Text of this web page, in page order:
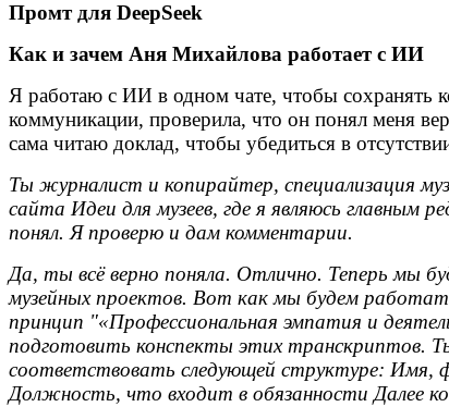
Промт для DeepSeek
Как и зачем Аня Михайлова работает с ИИ
Я работаю с ИИ в одном чате, чтобы сохранять
коммуникации, проверила, что он понял меня
сама читаю доклад, чтобы убедиться в
Ты журналист и копирайтер, специализация
сайта Идеи для музеев, где я являюсь главным
понял. Я проверю и дам комментарии.
Да, ты всё верно поняла. Отлично. Теперь мы
музейных проектов. Вот как мы будем
принцип "«Профессиональная эмпатия и
подготовить конспекты этих транскриптов.
соответствовать следующей структуре: Имя,
Должность, что входит в обязанности Далее